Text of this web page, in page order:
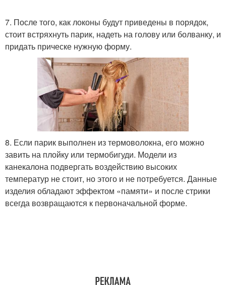
7. После того, как локоны будут приведены в порядок,
стоит встряхнуть парик, надеть на голову или болванку, и
придать прическе нужную форму.
8. Если парик выполнен из термоволокна, его можно
завить на плойку или термобигуди. Модели из
канекалона подвергать воздействию высоких
температур не стоит, но этого и не потребуется. Данные
изделия обладают эффектом «памяти» и после стрики
всегда возвращаются к первоначальной форме.